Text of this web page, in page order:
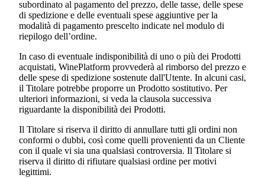
subordinato al pagamento del prezzo, delle tasse, delle spese
di spedizione e delle eventuali spese aggiuntive per la
modalità di pagamento prescelto indicate nel modulo di
riepilogo dell’ordine.
In caso di eventuale indisponibilità di uno o più dei Prodotti
acquistati, WinePlatform provvederà al rimborso del prezzo e
delle spese di spedizione sostenute dall'Utente. In alcuni casi,
il Titolare potrebbe proporre un Prodotto sostitutivo. Per
ulteriori informazioni, si veda la clausola successiva
riguardante la disponibilità dei Prodotti.
Il Titolare si riserva il diritto di annullare tutti gli ordini non
conformi o dubbi, così come quelli provenienti da un Cliente
con il quale vi sia una qualsiasi controversia. Il Titolare si
riserva il diritto di rifiutare qualsiasi ordine per motivi
legittimi.